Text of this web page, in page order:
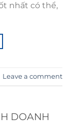
nhất có thể,
Leave a comment
DOANH